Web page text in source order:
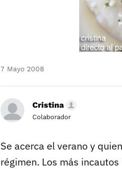
7 Mayo 2008
Cristina
Colaborador
Se acerca el verano y
régimen. Los más